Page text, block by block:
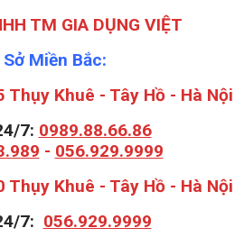
TM GIA DỤNG VIỆT
Sở Miền Bắc:
Thụy Khuê - Tây Hồ - Hà Nội
7: 0989.88.66.86
- 056.929.9999
Thụy Khuê - Tây Hồ - Hà Nội
7: 056.929.9999